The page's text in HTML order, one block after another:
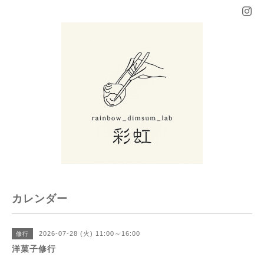
カレンダー
修行 2026-07-28 (火) 11:00～16:00
洋菓子修行